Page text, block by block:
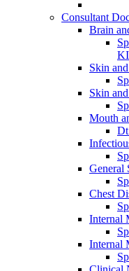
Consultant
Brain
Skin
Skin
Mouth
General
Chest
Internal
Internal